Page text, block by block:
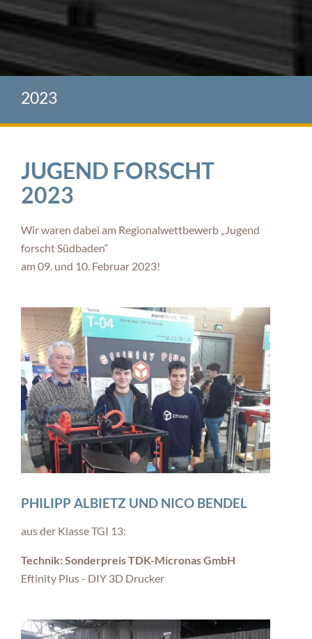
2023
JUGEND FORSCHT
2023
Wir waren dabei am Regionalwettbewerb „Jugend
forscht Südbaden“
am 09. und 10. Februar 2023!
PHILIPP ALBIETZ UND NICO BENDEL
aus der Klasse TGI 13:
Technik: Sonderpreis TDK-Micronas GmbH
Eftinity Plus - DIY 3D Drucker